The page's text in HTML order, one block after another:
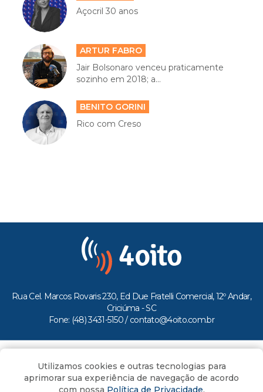
Açocril 30 anos
ARTUR FABRO
Jair Bolsonaro venceu praticamente
sozinho em 2018; a...
BENITO GORINI
Rico com Creso
Rua Cel. Marcos Rovaris 230, Ed Due Fratelli Comercial, 12º Andar,
Criciúma - SC
Fone: (48) 3431-5150 / contato@4oito.com.br
Todos os direitos reservados ao Portal 4oito
Utilizamos cookies e outras tecnologias para
aprimorar sua experiência de navegação de acordo
com nossa Política de Privacidade.